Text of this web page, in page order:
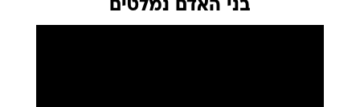
בני האדם נמלטים